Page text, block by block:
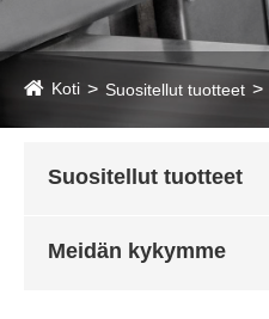
Koti Suositellut tuotteet
Suositellut tuotteet
Meidän kykymme